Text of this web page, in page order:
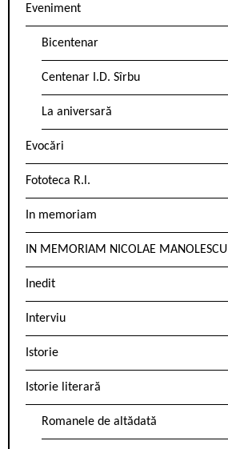
Eveniment
Bicentenar
Centenar I.D. Sîrbu
La aniversară
Evocări
Fototeca R.l.
In memoriam
IN MEMORIAM NICOLAE MANOLESCU
Inedit
Interviu
Istorie
Istorie literară
Romanele de altădată